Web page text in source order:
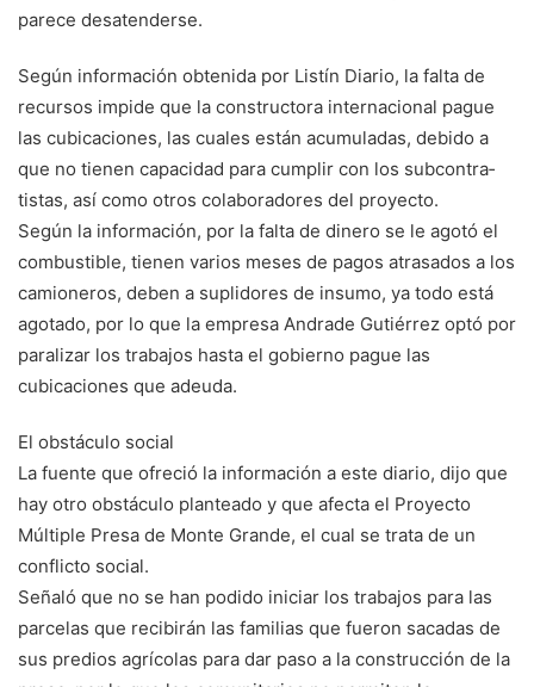
parece des­atenderse.
Según información ob­tenida por Listín Diario, la falta de
recursos impide que la constructora inter­nacional pague
las cubi­caciones, las cuales están acumuladas, debido a
que no tienen capacidad para cumplir con los subcontra­
tistas, así como otros cola­boradores del proyecto.
Según la información, por la falta de dinero se le agotó el
combustible, tie­nen varios meses de pagos atrasados a los
camione­ros, deben a suplidores de insumo, ya todo está
ago­tado, por lo que la empre­sa Andrade Gutiérrez optó por
paralizar los trabajos hasta el gobierno pague las
cubicaciones que adeuda.
El obstáculo social
La fuente que ofreció la in­formación a este diario, di­jo que
hay otro obstáculo planteado y que afecta el Proyecto
Múltiple Presa de Monte Grande, el cual se trata de un
conflicto social.
Señaló que no se han podido iniciar los trabajos para las
parcelas que reci­birán las familias que fue­ron sacadas de
sus predios agrícolas para dar paso a la construcción de la